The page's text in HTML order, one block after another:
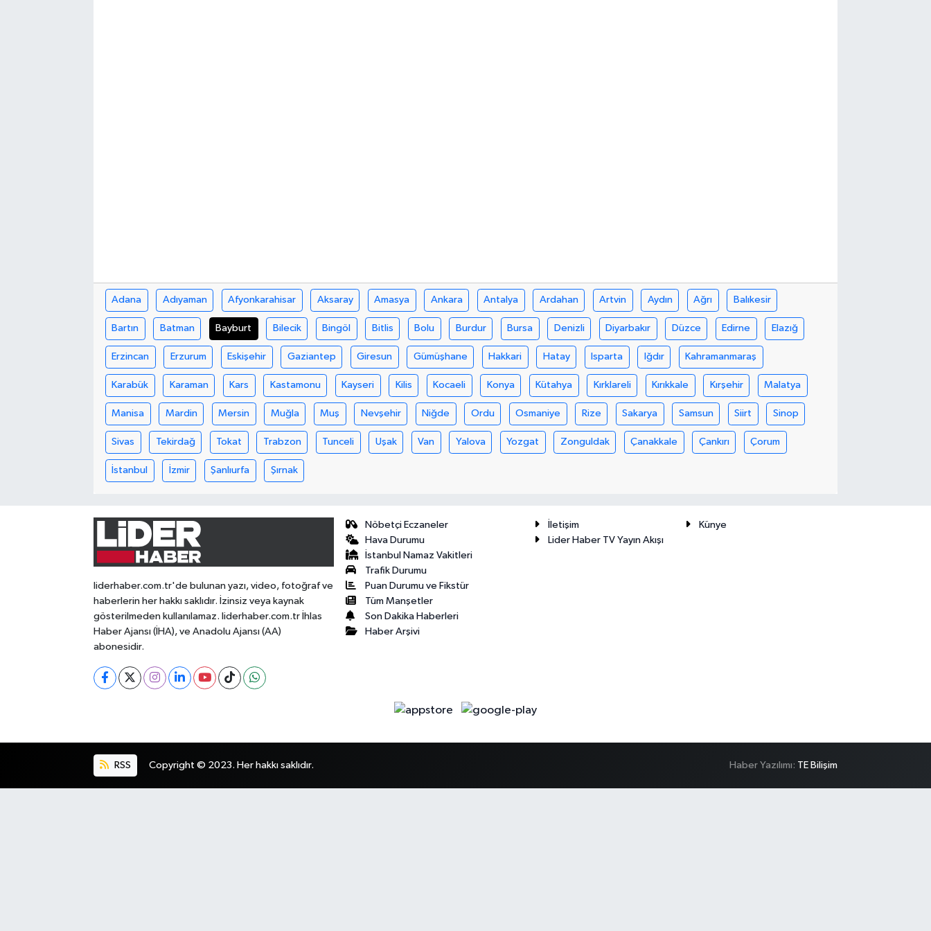
Adana Adıyaman Afyonkarahisar Aksaray Amasya Ankara Antalya Ardahan Artvin Aydın Ağrı Balıkesir
Bartın Batman Bayburt Bilecik Bingöl Bitlis Bolu Burdur Bursa Denizli Diyarbakır Düzce Edirne Elazığ
Erzincan Erzurum Eskişehir Gaziantep Giresun Gümüşhane Hakkari Hatay Isparta Iğdır Kahramanmaraş
Karabük Karaman Kars Kastamonu Kayseri Kilis Kocaeli Konya Kütahya Kırklareli Kırıkkale Kırşehir Malatya
Manisa Mardin Mersin Muğla Muş Nevşehir Niğde Ordu Osmaniye Rize Sakarya Samsun Siirt Sinop
Sivas Tekirdağ Tokat Trabzon Tunceli Uşak Van Yalova Yozgat Zonguldak Çanakkale Çankırı Çorum
İstanbul İzmir Şanlıurfa Şırnak
liderhaber.com.tr'de bulunan yazı, video, fotoğraf ve
haberlerin her hakkı saklıdır. İzinsiz veya kaynak
gösterilmeden kullanılamaz. liderhaber.com.tr İhlas
Haber Ajansı (İHA), ve Anadolu Ajansı (AA)
abonesidir.
Nöbetçi Eczaneler
Hava Durumu
İstanbul Namaz Vakitleri
Trafik Durumu
Puan Durumu ve Fikstür
Tüm Manşetler
Son Dakika Haberleri
Haber Arşivi
İletişim
Künye
Lider Haber TV Yayın Akışı
RSS Copyright © 2023. Her hakkı saklıdır. Haber Yazılımı: TE Bilişim